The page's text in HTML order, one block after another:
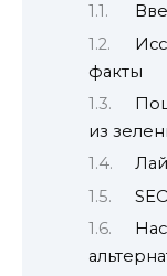
факты
из